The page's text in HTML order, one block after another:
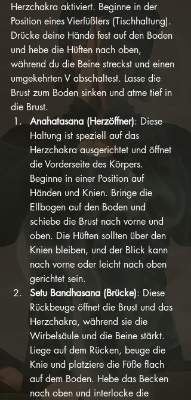
Herzchakra aktiviert. Beginne in der
Position eines Vierfüßlers (Tischhaltung).
Drücke deine Hände fest auf den Boden
und hebe die Hüften nach oben,
während du die Beine streckst und einen
umgekehrten V abschaltest. Lasse die
Brust zum Boden sinken und atme tief in
die Brust.
Anahatasana (Herzöffner): Diese
Haltung ist speziell auf das
Herzchakra ausgerichtet und öffnet
die Vorderseite des Körpers.
Beginne in einer Position auf
Händen und Knien. Bringe die
Ellbogen auf den Boden und
schiebe die Brust nach vorne und
oben. Die Hüften sollten über den
Knien bleiben, und der Blick kann
nach vorne oder leicht nach oben
gerichtet sein.
Setu Bandhasana (Brücke): Diese
Rückbeuge öffnet die Brust und das
Herzchakra, während sie die
Wirbelsäule und die Beine stärkt.
Liege auf dem Rücken, beuge die
Knie und platziere die Füße flach
auf dem Boden. Hebe das Becken
nach oben und interlocke die